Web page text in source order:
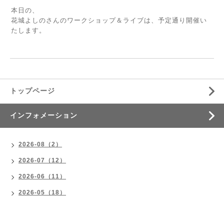
本日の、
花城よしのさんのワークショップ＆ライブは、予定通り開催い
たします。
トップページ
インフォメーション
2026-08（2）
2026-07（12）
2026-06（11）
2026-05（18）